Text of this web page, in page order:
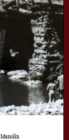
Manolín